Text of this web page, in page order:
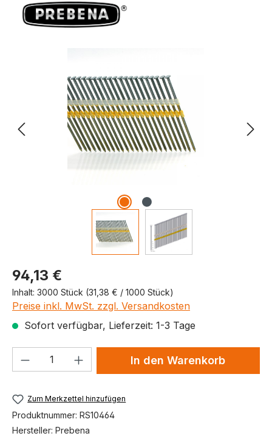
Produktpreis
94,13 €
Inhalt: 3000 Stück (31,38 € / 1000 Stück)
Preise inkl. MwSt. zzgl. Versandkosten
Sofort verfügbar, Lieferzeit: 1-3 Tage
Produkt Anzahl: Gib denIn den Warenkorb
Zum Merkzettel hinzufügen
Produktnummer: RS10464
Hersteller: Prebena